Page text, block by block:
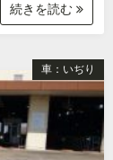
続きを読む
車：いぢり